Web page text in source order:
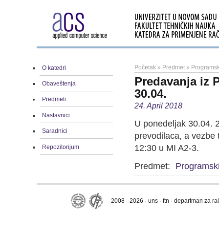
O katedri
Obaveštenja
Predmeti
Nastavnici
Saradnici
Repozitorijum
Početak » Predmet »
Predavanja iz
30.04.
24. April 2018
U ponedeljak 30.04.
prevodilaca, a vezbe
12:30 u MI A2-3.
Predmet:
2008 - 2026 · uns · ftn · departman za